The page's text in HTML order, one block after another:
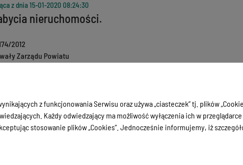
z dnia15-01-2020 08:24:30
nieruchomości.
2012
Zarządu Powiatu
z funkcjonowania Serwisu oraz używa „ciasteczek” tj. plików
Każdy odwiedzający ma możliwość wyłączenia ich w
stosowanie plików „Cookies”. Jednocześnie informujemy, iż